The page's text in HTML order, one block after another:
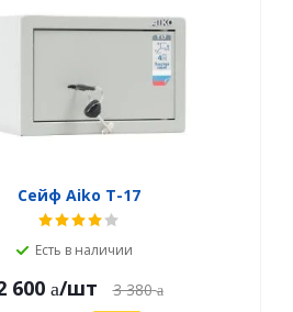
Сейф Aiko T-17
Есть в наличии
600 /шт 3 380